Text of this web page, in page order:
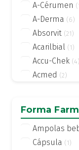
A-Cérumen
A-Derma (6)
Absorvit (21)
Acarilbial (1)
Accu-Chek (4)
Acmed (2)
Activsil (2)
Actreen (1)
Actronadol
Forma
Ampolas
Cápsula (1)